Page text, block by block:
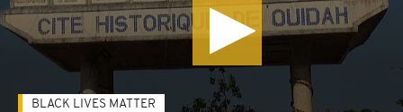
BLACK LIVES MATTER